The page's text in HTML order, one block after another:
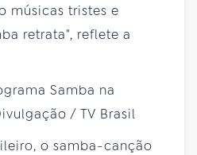
músicas tristes e
retrata", reflete a
o samba-canção